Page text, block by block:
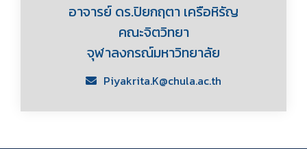
อาจารย์ ดร.ปิยกฤตา เครือหิรัญ
คณะจิตวิทยา
จุฬาลงกรณ์มหาวิทยาลัย
Piyakrita.K@chula.ac.th